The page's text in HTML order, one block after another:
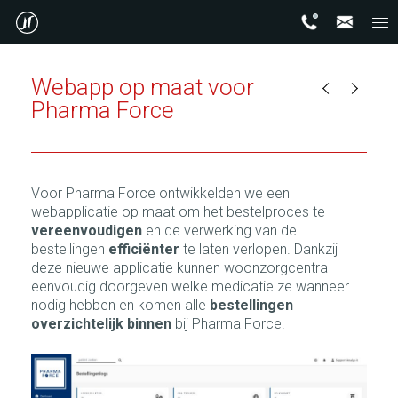
Webapp op maat voor
Pharma Force
Voor Pharma Force ontwikkelden we een
webapplicatie op maat om het bestelproces te
vereenvoudigen en de verwerking van de
bestellingen efficiënter te laten verlopen. Dankzij
deze nieuwe applicatie kunnen woonzorgcentra
eenvoudig doorgeven welke medicatie ze wanneer
nodig hebben en komen alle bestellingen
overzichtelijk binnen bij Pharma Force.